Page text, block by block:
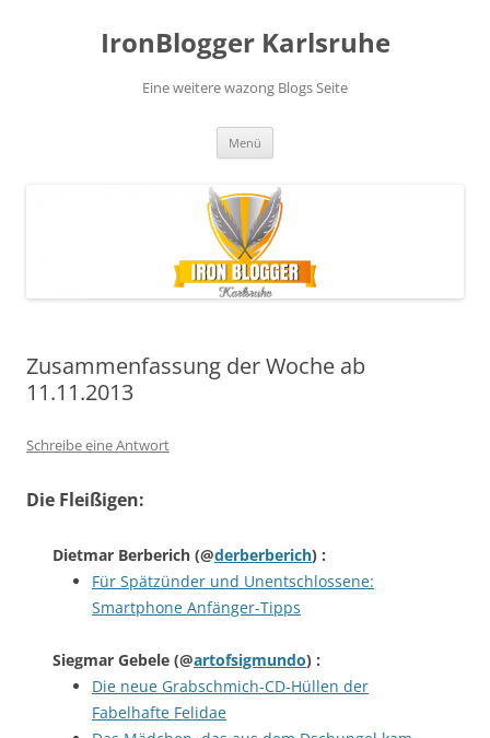
IronBlogger Karlsruhe
Eine weitere wazong Blogs Seite
Menü
Zusammenfassung der Woche ab
11.11.2013
Schreibe eine Antwort
Die Fleißigen:
Dietmar Berberich (@derberberich) :
Für Spätzünder und Unentschlossene:
Smartphone Anfänger-Tipps
Siegmar Gebele (@artofsigmundo) :
Die neue Grabschmich-CD-Hüllen der
Fabelhafte Felidae